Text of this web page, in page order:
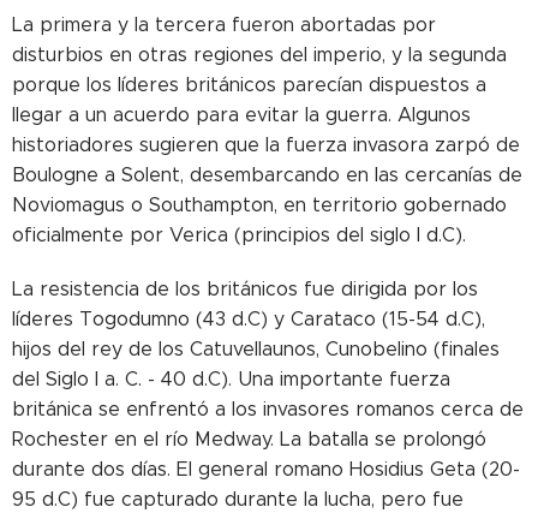
La primera y la tercera fueron abortadas por
disturbios en otras regiones del imperio, y la segunda
porque los líderes británicos parecían dispuestos a
llegar a un acuerdo para evitar la guerra. Algunos
historiadores sugieren que la fuerza invasora zarpó de
Boulogne a Solent, desembarcando en las cercanías de
Noviomagus o Southampton, en territorio gobernado
oficialmente por Verica (principios del siglo I d.C).
La resistencia de los británicos fue dirigida por los
líderes Togodumno (43 d.C) y Carataco (15-54 d.C),
hijos del rey de los Catuvellaunos, Cunobelino (finales
del Siglo I a. C. - 40 d.C). Una importante fuerza
británica se enfrentó a los invasores romanos cerca de
Rochester en el río Medway. La batalla se prolongó
durante dos días. El general romano Hosidius Geta (20-
95 d.C) fue capturado durante la lucha, pero fue